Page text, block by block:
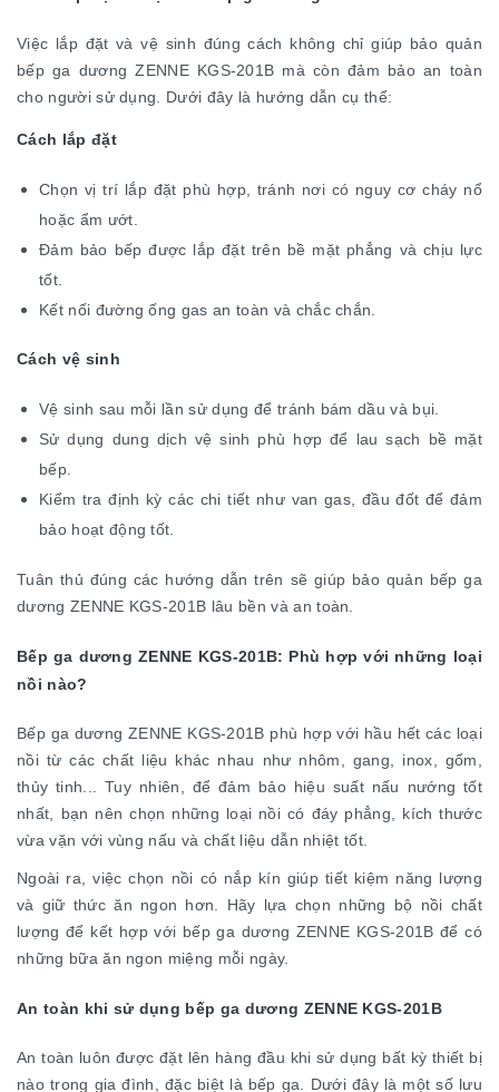
Việc lắp đặt và vệ sinh đúng cách không chỉ giúp bảo quản
bếp ga dương ZENNE KGS-201B mà còn đảm bảo an toàn
cho người sử dụng. Dưới đây là hướng dẫn cụ thể:
Cách lắp đặt
Chọn vị trí lắp đặt phù hợp, tránh nơi có nguy cơ cháy nổ
hoặc ẩm ướt.
Đảm bảo bếp được lắp đặt trên bề mặt phẳng và chịu lực
tốt.
Kết nối đường ống gas an toàn và chắc chắn.
Cách vệ sinh
Vệ sinh sau mỗi lần sử dụng để tránh bám dầu và bụi.
Sử dụng dung dịch vệ sinh phù hợp để lau sạch bề mặt
bếp.
Kiểm tra định kỳ các chi tiết như van gas, đầu đốt để đảm
bảo hoạt động tốt.
Tuân thủ đúng các hướng dẫn trên sẽ giúp bảo quản bếp ga
dương ZENNE KGS-201B lâu bền và an toàn.
Bếp ga dương ZENNE KGS-201B: Phù hợp với những loại
nồi nào?
Bếp ga dương ZENNE KGS-201B phù hợp với hầu hết các loại
nồi từ các chất liệu khác nhau như nhôm, gang, inox, gốm,
thủy tinh... Tuy nhiên, để đảm bảo hiệu suất nấu nướng tốt
nhất, bạn nên chọn những loại nồi có đáy phẳng, kích thước
vừa vặn với vùng nấu và chất liệu dẫn nhiệt tốt.
Ngoài ra, việc chọn nồi có nắp kín giúp tiết kiệm năng lượng
và giữ thức ăn ngon hơn. Hãy lựa chọn những bộ nồi chất
lượng để kết hợp với bếp ga dương ZENNE KGS-201B để có
những bữa ăn ngon miệng mỗi ngày.
An toàn khi sử dụng bếp ga dương ZENNE KGS-201B
An toàn luôn được đặt lên hàng đầu khi sử dụng bất kỳ thiết bị
nào trong gia đình, đặc biệt là bếp ga. Dưới đây là một số lưu